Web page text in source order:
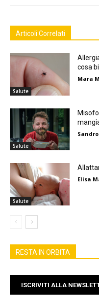
Articoli Correlati
Salute
cosa
Mara
Salute
Salute
Elisa
RESTA IN ORBITA
ISCRIVITI ALLA